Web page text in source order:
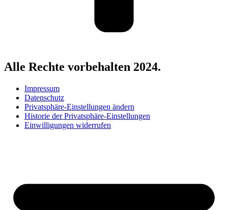
Alle Rechte vorbehalten 2024.
Impressum
Datenschutz
Privatsphäre-Einstellungen ändern
Historie der Privatsphäre-Einstellungen
Einwilligungen widerrufen